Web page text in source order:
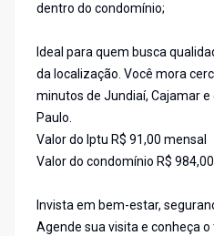
dentro do condomínio;
Ideal para quem busca
da localização. Você mora
minutos de Jundiaí, Cajamar
Paulo.
Valor do Iptu R$ 91,00 mensal
Valor do condomínio R$
Invista em bem-estar,
Agende sua visita e conheça o